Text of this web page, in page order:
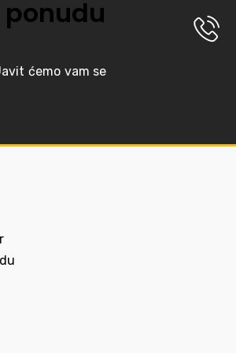
ćemo vam se